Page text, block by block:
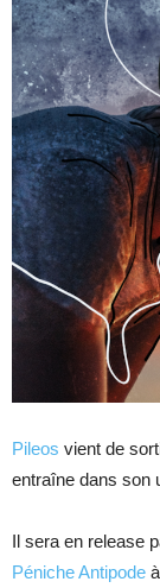
Pileos vient de
entraîne dans son
Il sera en release
Péniche Antipode